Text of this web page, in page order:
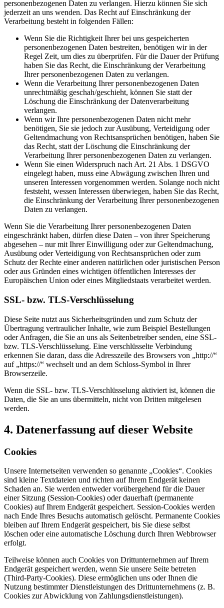
personenbezogenen Daten zu verlangen. Hierzu können Sie sich
jederzeit an uns wenden. Das Recht auf Einschränkung der
Verarbeitung besteht in folgenden Fällen:
Wenn Sie die Richtigkeit Ihrer bei uns gespeicherten
personenbezogenen Daten bestreiten, benötigen wir in der
Regel Zeit, um dies zu überprüfen. Für die Dauer der Prüfung
haben Sie das Recht, die Einschränkung der Verarbeitung
Ihrer personenbezogenen Daten zu verlangen.
Wenn die Verarbeitung Ihrer personenbezogenen Daten
unrechtmäßig geschah/geschieht, können Sie statt der
Löschung die Einschränkung der Datenverarbeitung
verlangen.
Wenn wir Ihre personenbezogenen Daten nicht mehr
benötigen, Sie sie jedoch zur Ausübung, Verteidigung oder
Geltendmachung von Rechtsansprüchen benötigen, haben Sie
das Recht, statt der Löschung die Einschränkung der
Verarbeitung Ihrer personenbezogenen Daten zu verlangen.
Wenn Sie einen Widerspruch nach Art. 21 Abs. 1 DSGVO
eingelegt haben, muss eine Abwägung zwischen Ihren und
unseren Interessen vorgenommen werden. Solange noch nicht
feststeht, wessen Interessen überwiegen, haben Sie das Recht,
die Einschränkung der Verarbeitung Ihrer personenbezogenen
Daten zu verlangen.
Wenn Sie die Verarbeitung Ihrer personenbezogenen Daten
eingeschränkt haben, dürfen diese Daten – von ihrer Speicherung
abgesehen – nur mit Ihrer Einwilligung oder zur Geltendmachung,
Ausübung oder Verteidigung von Rechtsansprüchen oder zum
Schutz der Rechte einer anderen natürlichen oder juristischen Person
oder aus Gründen eines wichtigen öffentlichen Interesses der
Europäischen Union oder eines Mitgliedstaats verarbeitet werden.
SSL- bzw. TLS-Verschlüsselung
Diese Seite nutzt aus Sicherheitsgründen und zum Schutz der
Übertragung vertraulicher Inhalte, wie zum Beispiel Bestellungen
oder Anfragen, die Sie an uns als Seitenbetreiber senden, eine SSL-
bzw. TLS-Verschlüsselung. Eine verschlüsselte Verbindung
erkennen Sie daran, dass die Adresszeile des Browsers von „http://“
auf „https://“ wechselt und an dem Schloss-Symbol in Ihrer
Browserzeile.
Wenn die SSL- bzw. TLS-Verschlüsselung aktiviert ist, können die
Daten, die Sie an uns übermitteln, nicht von Dritten mitgelesen
werden.
4. Datenerfassung auf dieser Website
Cookies
Unsere Internetseiten verwenden so genannte „Cookies“. Cookies
sind kleine Textdateien und richten auf Ihrem Endgerät keinen
Schaden an. Sie werden entweder vorübergehend für die Dauer
einer Sitzung (Session-Cookies) oder dauerhaft (permanente
Cookies) auf Ihrem Endgerät gespeichert. Session-Cookies werden
nach Ende Ihres Besuchs automatisch gelöscht. Permanente Cookies
bleiben auf Ihrem Endgerät gespeichert, bis Sie diese selbst
löschen oder eine automatische Löschung durch Ihren Webbrowser
erfolgt.
Teilweise können auch Cookies von Drittunternehmen auf Ihrem
Endgerät gespeichert werden, wenn Sie unsere Seite betreten
(Third-Party-Cookies). Diese ermöglichen uns oder Ihnen die
Nutzung bestimmter Dienstleistungen des Drittunternehmens (z. B.
Cookies zur Abwicklung von Zahlungsdienstleistungen).